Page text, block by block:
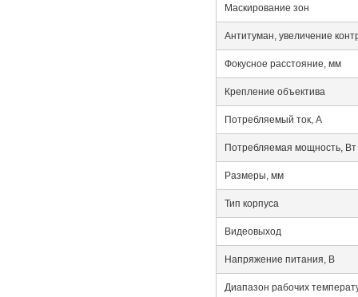
Маскирование зон
Антитуман, увеличение
Фокусное расстояние, мм
Крепление объектива
Потребляемый ток, А
Потребляемая мощность, Вт
Размеры, мм
Тип корпуса
Видеовыход
Напряжение питания, В
Диапазон рабочих